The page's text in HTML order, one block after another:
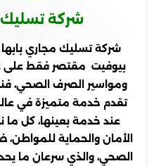
شركة تسليك
شركة تسليك مجاري
بيوفيت مقتصر فقط على
ومواسير الصرف الصحي،
تقدم خدمة متميزة في
عند خدمة بعينها، كل ما
الأمان والحماية
الصحي، والذي سرعان ما